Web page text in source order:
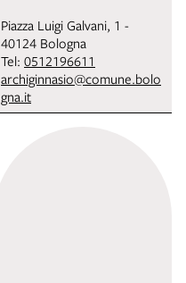
Piazza Luigi Galvani, 1 -
40124 Bologna
Tel: 0512196611
archiginnasio@comune.bolo
gna.it